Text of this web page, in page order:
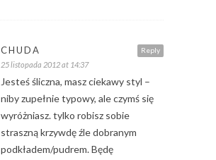
Reply
CHUDA
25 listopada 2012 at 14:37
Jesteś śliczna, masz ciekawy styl –
niby zupełnie typowy, ale czymś się
wyróżniasz. tylko robisz sobie
straszną krzywdę źle dobranym
podkładem/pudrem. Będę